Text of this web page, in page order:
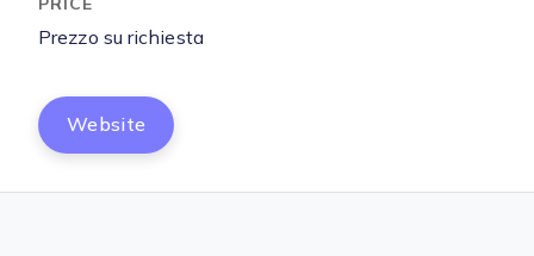
Prezzo su richiesta
Website